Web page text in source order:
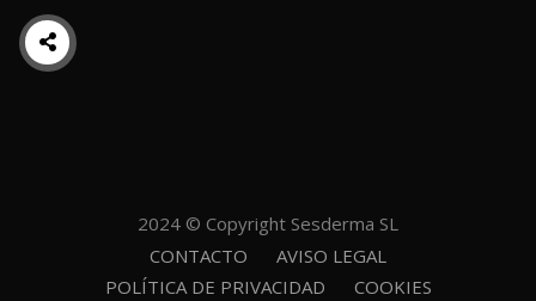
2024 © Copyright Sesderma SL
CONTACTO
AVISO LEGAL
POLÍTICA DE PRIVACIDAD
COOKIES